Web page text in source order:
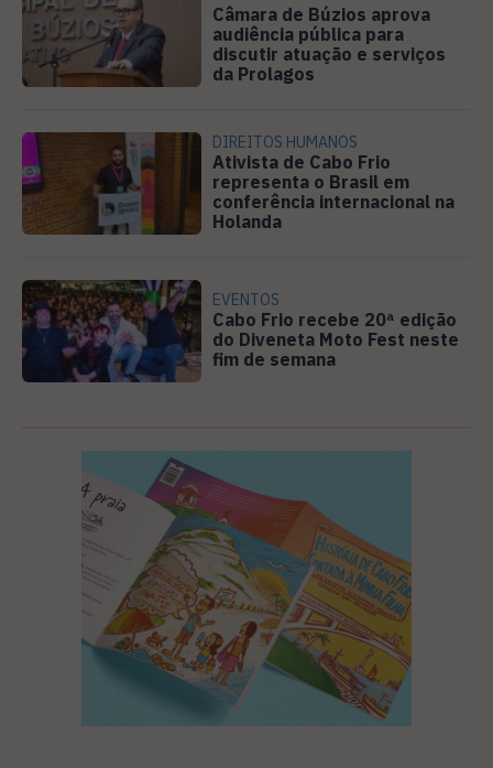
Câmara de Búzios aprova
audiência pública para
discutir atuação e serviços
da Prolagos
DIREITOS HUMANOS
Ativista de Cabo Frio
representa o Brasil em
conferência internacional na
Holanda
EVENTOS
Cabo Frio recebe 20ª edição
do Diveneta Moto Fest neste
fim de semana